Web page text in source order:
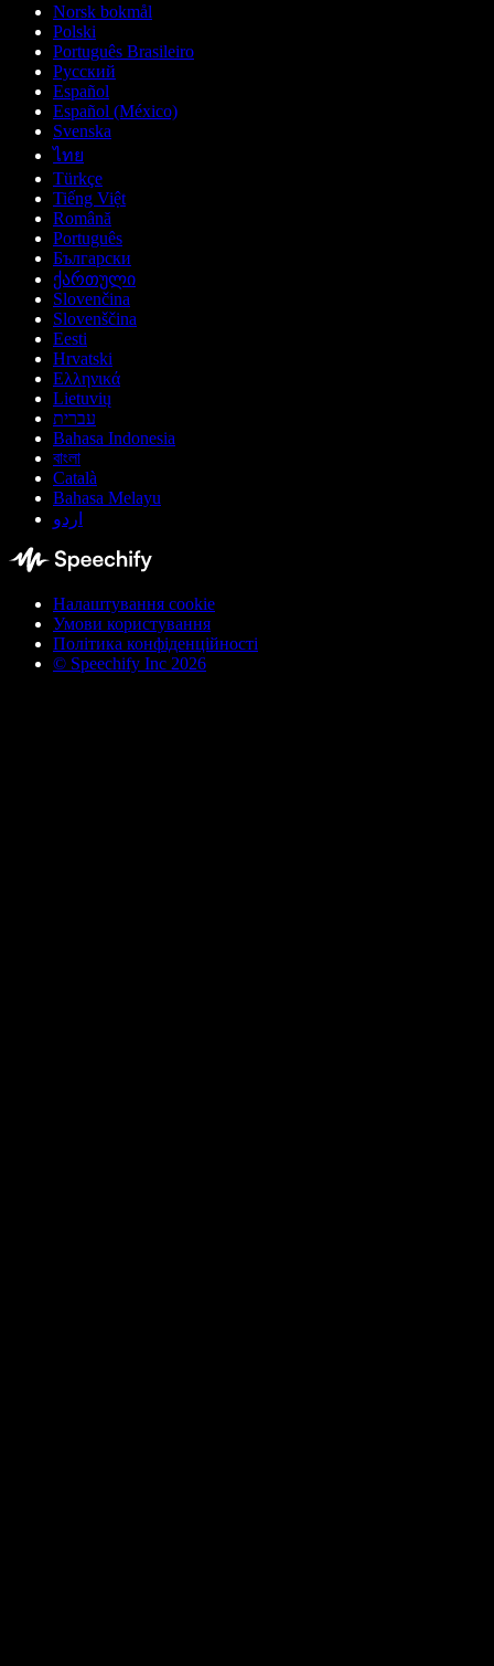
Norsk bokmål
Polski
Português Brasileiro
Русский
Español
Español (México)
Svenska
ไทย
Türkçe
Tiếng Việt
Română
Português
Български
ქართული
Slovenčina
Slovenščina
Eesti
Hrvatski
Ελληνικά
Lietuvių
עברית
Bahasa Indonesia
বাংলা
Català
Bahasa Melayu
اردو
Налаштування cookie
Умови користування
Політика конфіденційності
© Speechify Inc 2026